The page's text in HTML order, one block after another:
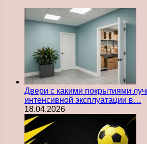
Двери с какими покрытиями
интенсивной эксплуатации в…
18.04.2026